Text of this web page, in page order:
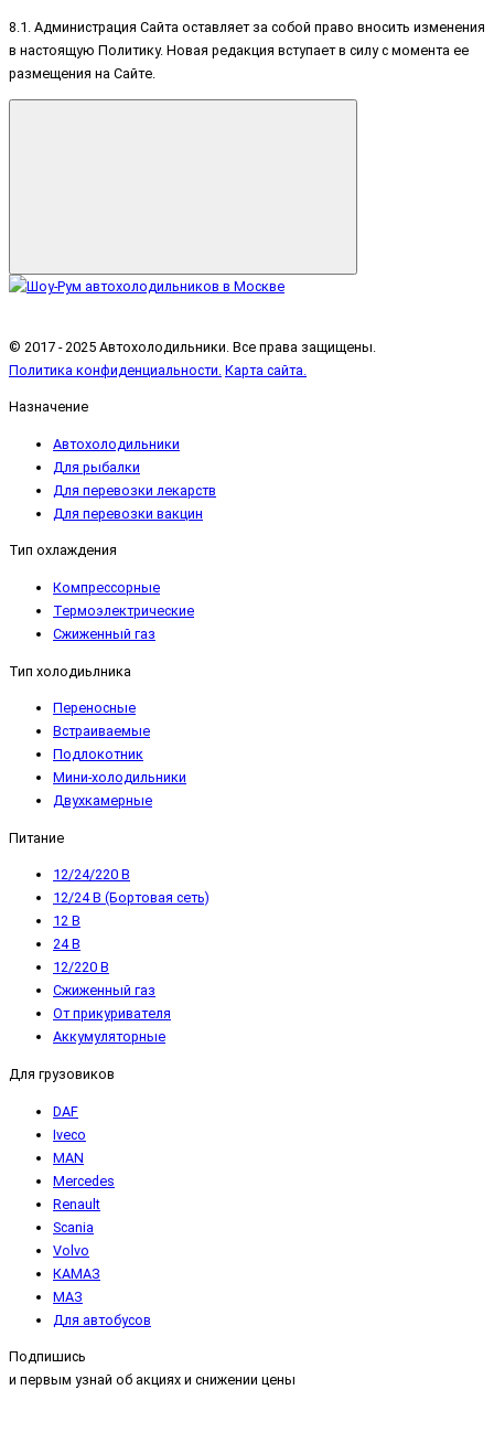
8.1. Администрация Сайта оставляет за собой право вносить изменения
в настоящую Политику. Новая редакция вступает в силу с момента ее
размещения на Сайте.
© 2017 - 2025 Автохолодильники. Все права защищены.
Политика конфиденциальности. Карта сайта.
Назначение
Автохолодильники
Для рыбалки
Для перевозки лекарств
Для перевозки вакцин
Тип охлаждения
Компрессорные
Термоэлектрические
Сжиженный газ
Тип холодиьлника
Переносные
Встраиваемые
Подлокотник
Мини-холодильники
Двухкамерные
Питание
12/24/220 В
12/24 В (Бортовая сеть)
12 В
24 В
12/220 В
Сжиженный газ
От прикуривателя
Аккумуляторные
Для грузовиков
DAF
Iveco
MAN
Mercedes
Renault
Scania
Volvo
КАМАЗ
МАЗ
Для автобусов
Подпишись
и первым узнай об акциях и снижении цены